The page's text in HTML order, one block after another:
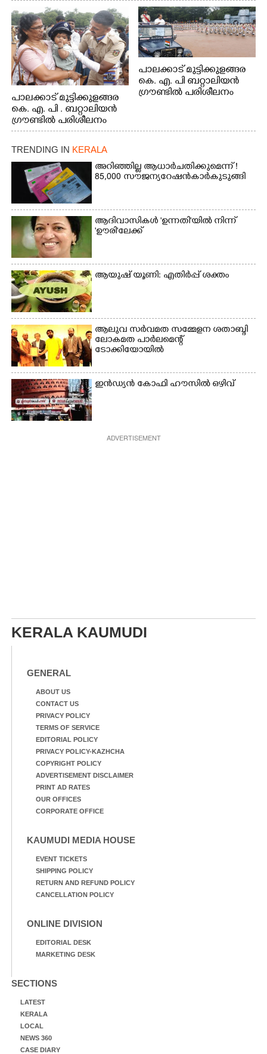
പാലക്കാട് മുട്ടിക്കുളങ്ങര
കെ. എ. പി . ബറ്റാലിയൻ
ഗ്രൗണ്ടിൽ പരിശീലനം
പാലക്കാട് മുട്ടിക്കുളങ്ങര
കെ. എ. പി ബറ്റാലിയൻ
ഗ്രൗണ്ടിൽ പരിശീലനം
TRENDING IN KERALA
അറിഞ്ഞില്ല ആധാർ ചതിക്കുമെന്ന് !
85,000 സൗജന്യ റേഷൻകാർ കുടുങ്ങി
ആദിവാസികൾ 'ഉന്നതി'യിൽ നിന്ന്
'ഊരി'ലേക്ക്
ആയുഷ് യൂണി: എതിർപ്പ് ശക്തം
ആലുവ സർവമത സമ്മേളന ശതാബ്ദി
ലോകമത പാർലമെന്റ്
ടോക്കിയോയിൽ
ഇൻഡ്യൻ കോഫി ഹൗസിൽ ഒഴിവ്
ADVERTISEMENT
KERALA KAUMUDI
GENERAL
ABOUT US
CONTACT US
PRIVACY POLICY
TERMS OF SERVICE
EDITORIAL POLICY
PRIVACY POLICY-KAZHCHA
COPYRIGHT POLICY
ADVERTISEMENT DISCLAIMER
PRINT AD RATES
OUR OFFICES
CORPORATE OFFICE
KAUMUDI MEDIA HOUSE
EVENT TICKETS
SHIPPING POLICY
RETURN AND REFUND POLICY
CANCELLATION POLICY
ONLINE DIVISION
EDITORIAL DESK
MARKETING DESK
SECTIONS
LATEST
KERALA
LOCAL
NEWS 360
CASE DIARY